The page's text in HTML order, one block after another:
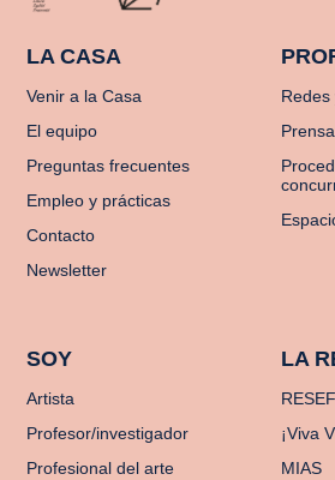
LA CASA
Venir a la Casa
El equipo
Preguntas frecuentes
Empleo y prácticas
Contacto
Newsletter
Redes
Prensa
SOY
Artista
Profesor/investigador
Profesional del arte
LA
¡Viva
MIAS